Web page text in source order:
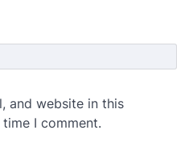
and website in this
I comment.